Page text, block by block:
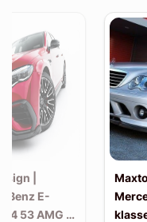
|
Benz E-
53 AMG |